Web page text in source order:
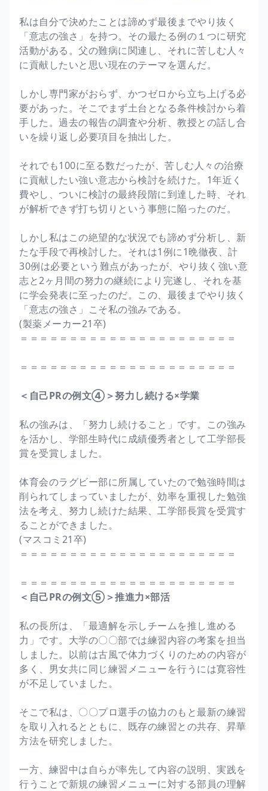
私は自分で決めたことは諦めず最後までやり抜く
「意志の強さ」を持つ。その最たる例の１つに研究
活動がある。父の難病に関連し、それに苦しむ人々
に貢献したいと思い現在のテーマを選んだ。
しかし専門家がおらず、かつゼロから立ち上げる必
要があった。そこでまず土台となる条件検討から着
手した。過去の報告の調査や分析、教授との話し合
いを繰り返し必要項目を抽出した。
それでも100に至る数だったが、苦しむ人々の治療
に貢献したい強い意志から検討を続けた。1年近く
費やし、ついに検討の最終段階に到達した時、それ
が解析できず打ち切りという事態に陥ったのだ。
しかし私はこの絶望的な状況でも諦めず分析し、新
たな手段で再検討した。それは1例に1晩徹夜、計
30例は必要という難点があったが、やり抜く強い意
志と2ヶ月間の努力の継続により完遂し、それを基
に学会発表に至ったのだ。この、最後までやり抜く
「意志の強さ」こそ私の強みである。
(製薬メーカー21卒)
＝＝＝＝＝＝＝＝＝＝＝＝＝＝＝＝＝＝＝＝＝＝
＝＝＝＝＝＝＝＝＝＝＝＝＝＝＝＝＝＝＝＝＝＝
＜自己PRの例文④＞努力し続ける×学業
私の強みは、「努力し続けること」です。この強み
を活かし、学部生時代に成績優秀者として工学部長
賞を受賞しました。
体育会のラグビー部に所属していたので勉強時間は
削られてしまっていましたが、効率を重視した勉強
法を考え、努力し続けた結果、工学部長賞を受賞す
ることができました。
(マスコミ21卒)
＝＝＝＝＝＝＝＝＝＝＝＝＝＝＝＝＝＝＝＝＝＝
＝＝＝＝＝＝＝＝＝＝＝＝＝＝＝＝＝＝＝＝＝＝
＜自己PRの例文⑤＞推進力×部活
私の長所は、「最適解を示しチームを推し進める
力」です。大学の〇〇部では練習内容の考案を担当
しました。以前は古風で体力づくりのための内容が
多く、男女共に同じ練習メニューを行うには寛容性
が不足していました。
そこで私は、〇〇プロ選手の協力のもと最新の練習
を取り入れるとともに、既存の練習との共存、昇華
方法を研究しました。
一方、練習中は自らが率先して内容の説明、実践を
行うことで新規の練習メニューに対する部員の理解